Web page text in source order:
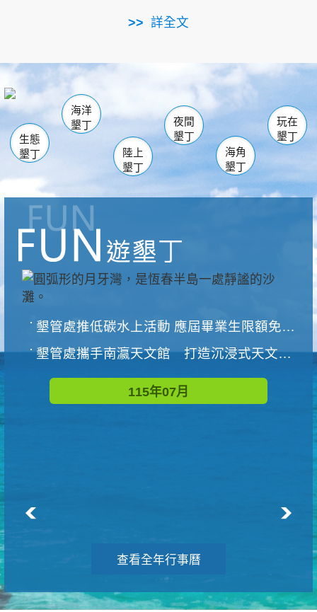
詳全文
南仁湖
海生館
恆春 佳樂水
龍鑾潭自然中心 森林遊樂區
瓊麻館
關山 墾管處遊客中心
社頂公園 風吹沙
船帆石
白砂 龍磐公園
香蕉灣
砂島
鵝鑾鼻
生態
墾丁
海洋
墾丁
陸上
墾丁
夜間
墾丁
海角
墾丁
玩在
墾丁
墾管處推低碳水上活動 應屆畢業生限額免費參加
墾管處攜手南瀛天文館 打造沉浸式天文探索營隊
115年07月
查看全年行事曆